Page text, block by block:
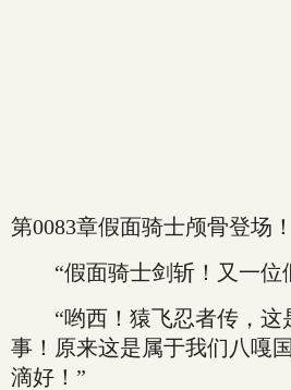
第0083章假面骑士颅骨登场！
“假面骑士剑斩！又一位
“哟西！猿飞忍者传，这
事！原来这是属于我们八嘎
滴好！”